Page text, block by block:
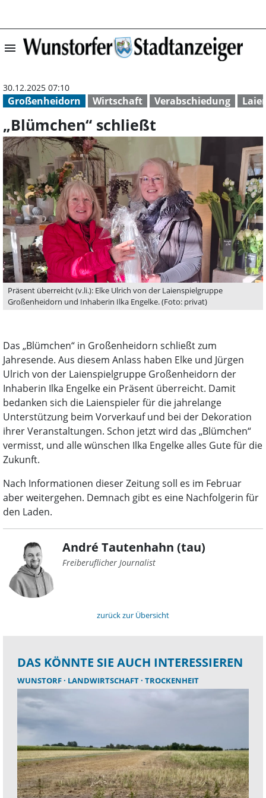
menu „Blümchen“
Großenheidorn Wirtschaft Verabschiedung
30.12.2025 07:10
„Blümchen“ schließt
Präsent überreicht (v.li.): Elke Ulrich von der Laienspielgruppe
Großenheidorn und Inhaberin Ilka Engelke. (Foto: privat)
Das „Blümchen“ in Großenheidorn schließt zum
Jahresende. Aus diesem Anlass haben Elke und Jürgen
Ulrich von der Laienspielgruppe Großenheidorn der
Inhaberin Ilka Engelke ein Präsent überreicht. Damit
bedanken sich die Laienspieler für die jahrelange
Unterstützung beim Vorverkauf und bei der Dekoration
ihrer Veranstaltungen. Schon jetzt wird das „Blümchen“
vermisst, und alle wünschen Ilka Engelke alles Gute für die
Zukunft.
Nach Informationen dieser Zeitung soll es im Februar
aber weitergehen. Demnach gibt es eine Nachfolgerin für
den Laden.
André Tautenhahn (tau)
Freiberuflicher Journalist
zurück zur Übersicht
DAS KÖNNTE SIE AUCH INTERESSIEREN
WUNSTORF LANDWIRTSCHAFT TROCKENHEIT